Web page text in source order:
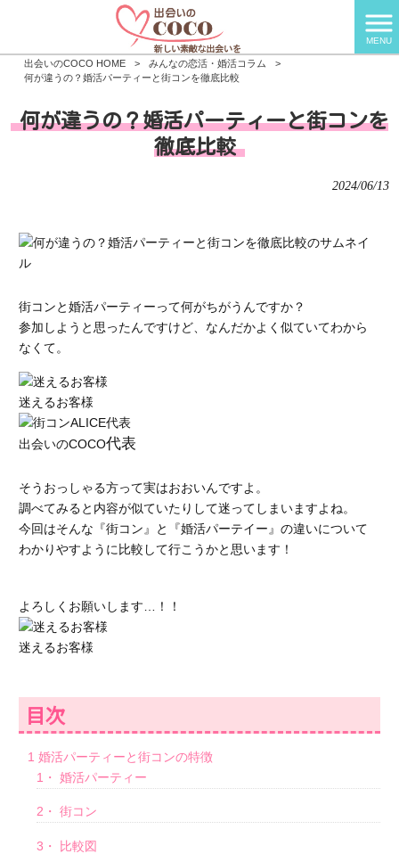
MENU
出会いのCOCO HOME > みんなの恋活・婚活コラム
>
何が違うの？婚活パーティーと街コンを徹底比較
何が違うの？婚活パーティーと街コンを
徹底比較
2024/06/13
街コンと婚活パーティーって何がちがうんですか？
参加しようと思ったんですけど、なんだかよく似ていてわから
なくて。
迷えるお客様
出会いのCOCO代表
そうおっしゃる方って実はおおいんですよ。
調べてみると内容が似ていたりして迷ってしまいますよね。
今回はそんな『街コン』と『婚活パーテイー』の違いについて
わかりやすように比較して行こうかと思います！
よろしくお願いします…！！
迷えるお客様
目次
1 婚活パーティーと街コンの特徴
1・
婚活パーティー
2・ 街コン
3・ 比較図